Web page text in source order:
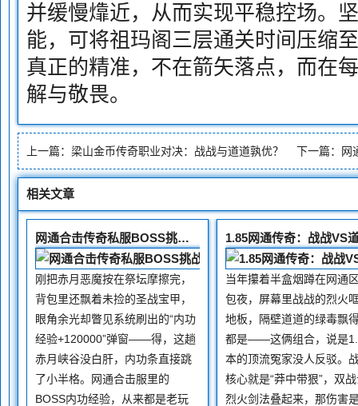
并缓慢㸆近，从而实现平稳控场。
能，可将祖玛阁三层通关时间压缩
真正的精准，不在箭矢落点，而在
解与敬畏。
上一篇： 梁山金币传奇职业对决：战战与道道孰优？ 下一篇： 网
相关文章
网通合击传奇私服BOSS挑战：内功经验获取机制与实操解析
刚把赤月恶魔按在祭坛摩擦完，
背包里还飘着未捡的圣战宝甲，
眼角余光却瞥见系统刷出的“内功
经验+120000”弹窗——得，这趟
赤月峡谷没白肝，内功条直接跳
了小半格。网通合击服里的
BOSS内功经验，从来都是老玩
当年攥着半盒烟蹲在网通
包夜，屏幕里战战的烈火
地板，隔壁道道的绿毒飘
都是——这俩组合，说是
本的顶流冤家没人反驳。
核心就是“莽中带狠”，双
烈火剑法叠起来，那伤害